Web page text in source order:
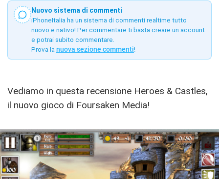
Nuovo sistema di commenti
iPhoneItalia ha un sistema di commenti realtime tutto
nuovo e nativo! Per commentare ti basta creare un account
e potrai subito commentare.
Prova la nuova sezione commenti!
Vediamo in questa recensione Heroes & Castles,
il nuovo gioco di Foursaken Media!